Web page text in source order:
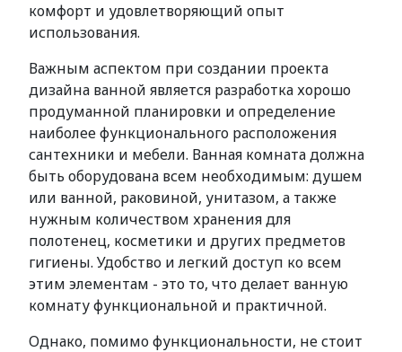
комфорт и удовлетворяющий опыт
использования.
Важным аспектом при создании проекта
дизайна ванной является разработка хорошо
продуманной планировки и определение
наиболее функционального расположения
сантехники и мебели. Ванная комната должна
быть оборудована всем необходимым: душем
или ванной, раковиной, унитазом, а также
нужным количеством хранения для
полотенец, косметики и других предметов
гигиены. Удобство и легкий доступ ко всем
этим элементам - это то, что делает ванную
комнату функциональной и практичной.
Однако, помимо функциональности, не стоит